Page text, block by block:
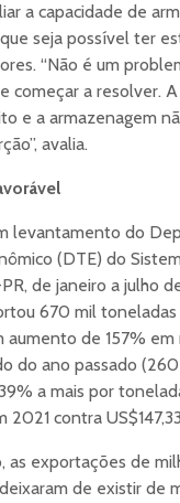
a capacidade de
seja possível ter
“Não é um
começar a resolver.
e a armazenagem
avalia.
levantamento do
(DTE) do
de janeiro a julho
670 mil
aumento de 157% em
do ano passado
a mais por
2021 contra
as exportações de
de existir de